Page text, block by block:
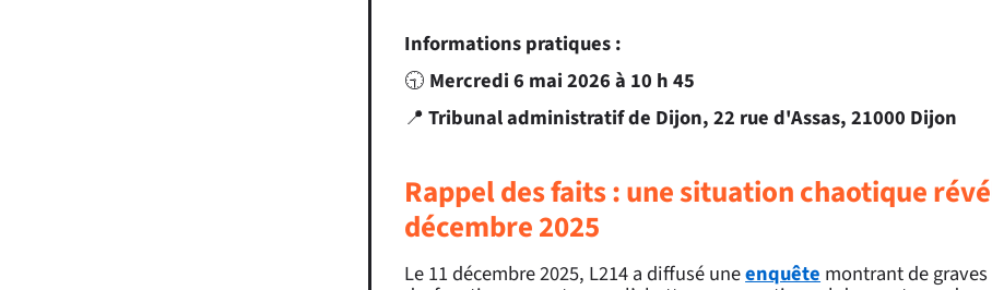
Informations pratiques:
🕤 Mercredi 6 mai 2026 à 10 h 45
📍Tribunal administratif de Dijon, 22 rue d'Assas, 21000 Dijon
Rappel des faits : une situation chaotique
décembre 2025
Le 11 décembre 2025, L214 a diffusé uneenquête montrant de graves